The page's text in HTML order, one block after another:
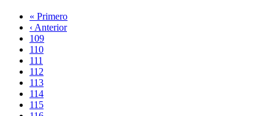
Paginación
Primera
página
« Primero
Página
anterior
‹ Anterior
Page
109
Page
110
Page
111
Page
112
Página
actual
113
Page
114
Page
115